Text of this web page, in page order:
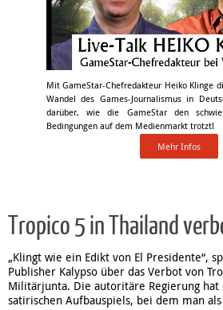
Mit GameStar-Chefredakteur Heiko Klinge
Wandel des Games-Journalismus in
darüber, wie die GameStar den
Bedingungen auf dem Medienmarkt trotzt!
Mehr Infos
Tropico 5 in Thailand
„Klingt wie ein Edikt von El Presidente“,
Publisher Kalypso über das Verbot von
Militärjunta. Die autoritäre Regierung hat
satirischen Aufbauspiels, bei dem man